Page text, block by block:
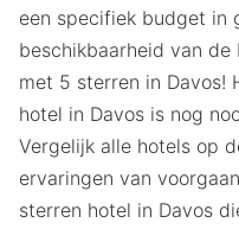
een specifiek budget in
beschikbaarheid van
met 5 sterren in Davos!
hotel in Davos is nog
Vergelijk alle hotels op
ervaringen van
sterren hotel in Davos